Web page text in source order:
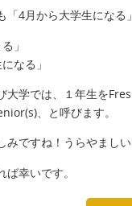
4月から大学生になる
」
なる」
大学では、１年生を
、と呼びます。
みですね！うらやましい
幸いです。